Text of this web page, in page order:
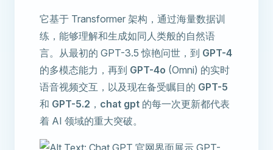
它基于 Transformer 架构，通过海量数据训
练，能够理解和生成如同人类般的自然语
言。从最初的 GPT-3.5 惊艳问世，到 GPT-4
的多模态能力，再到 GPT-4o (Omni) 的实时
语音视频交互，以及现在备受瞩目的 GPT-5
和 GPT-5.2 ， chat gpt 的每一次更新都代表
着 AI 领域的重大突破。